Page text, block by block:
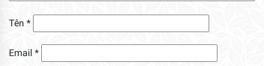
Tên *
Email *